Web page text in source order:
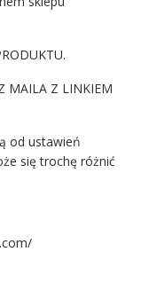
MAILA Z LINKIEM
od ustawień
się trochę różnić